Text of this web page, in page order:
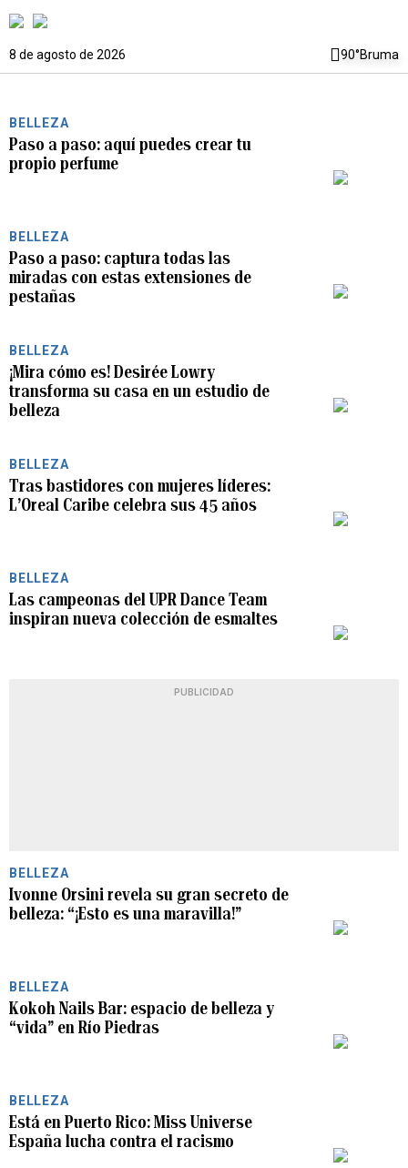
8 de agosto de 2026 90°Bruma
BELLEZA
Paso a paso: aquí puedes crear tu
propio perfume
BELLEZA
Paso a paso: captura todas las
miradas con estas extensiones de
pestañas
BELLEZA
¡Mira cómo es! Desirée Lowry
transforma su casa en un estudio de
belleza
BELLEZA
Tras bastidores con mujeres líderes:
L’Oreal Caribe celebra sus 45 años
BELLEZA
Las campeonas del UPR Dance Team
inspiran nueva colección de esmaltes
PUBLICIDAD
BELLEZA
Ivonne Orsini revela su gran secreto de
belleza: “¡Esto es una maravilla!”
BELLEZA
Kokoh Nails Bar: espacio de belleza y
“vida” en Río Piedras
BELLEZA
Está en Puerto Rico: Miss Universe
España lucha contra el racismo